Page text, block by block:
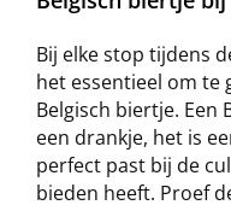
Bij elke stop tijdens
het essentieel om te
Belgisch biertje. Een
een drankje, het is
perfect past bij de
bieden heeft. Proef